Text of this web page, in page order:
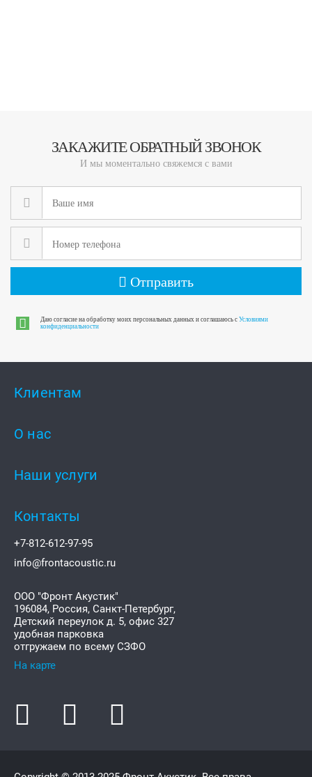
ЗАКАЖИТЕ ОБРАТНЫЙ ЗВОНОК
И мы моментально свяжемся с вами
Отправить
Даю согласие на обработку моих персональных данных и соглашаюсь с Условиями
конфиденциальности
Клиентам
О нас
Наши услуги
Контакты
+7-812-612-97-95
info@frontacoustic.ru
ООО "Фронт Акустик"
196084, Россия, Санкт-Петербург,
Детский переулок д. 5, офис 327
удобная парковка
отгружаем по всему СЗФО
На карте